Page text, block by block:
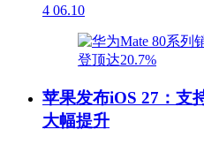
4 06.10
苹果发布iOS 27：支
大幅提升